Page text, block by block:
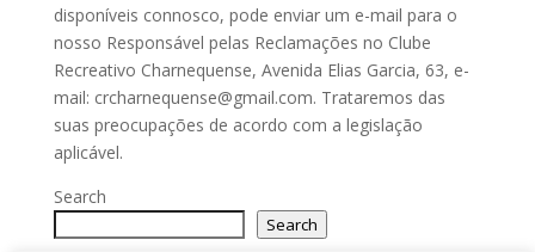
disponíveis connosco, pode enviar um e-mail para o
nosso Responsável pelas Reclamações no Clube
Recreativo Charnequense, Avenida Elias Garcia, 63, e-
mail: crcharnequense@gmail.com. Trataremos das
suas preocupações de acordo com a legislação
aplicável.
Search
Search